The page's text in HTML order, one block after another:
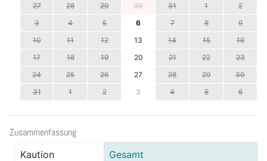
27
28 29 30 31 1
2
3
4 5 6 7 8
9
10
11 12 13 14 15
16
17
18 19 20 21 22
23
24
25 26 27 28 29
30
31
1 2 3 4 5 6
Zusammenfassung
Kaution
Gesamt